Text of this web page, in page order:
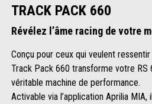
TRACK PACK 660
Révélez l’âme racing de votre
Conçu pour ceux qui veulent
Track Pack 660 transforme votre RS
véritable machine de performance.
Activable via l’application Aprilia